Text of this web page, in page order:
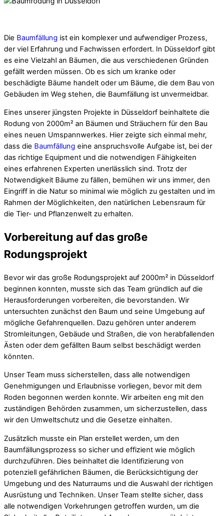
Die Baumfällung ist ein komplexer und aufwendiger Prozess,
der viel Erfahrung und Fachwissen erfordert. In Düsseldorf gibt
es eine Vielzahl an Bäumen, die aus verschiedenen Gründen
gefällt werden müssen. Ob es sich um kranke oder
beschädigte Bäume handelt oder um Bäume, die dem Bau von
Gebäuden im Weg stehen, die Baumfällung ist unvermeidbar.
Eines unserer jüngsten Projekte in Düsseldorf beinhaltete die
Rodung von 2000m² an Bäumen und Sträuchern für den Bau
eines neuen Umspannwerkes. Hier zeigte sich einmal mehr,
dass die Baumfällung eine anspruchsvolle Aufgabe ist, bei der
das richtige Equipment und die notwendigen Fähigkeiten
eines erfahrenen Experten unerlässlich sind. Trotz der
Notwendigkeit Bäume zu fällen, bemühen wir uns immer, den
Eingriff in die Natur so minimal wie möglich zu gestalten und im
Rahmen der Möglichkeiten, den natürlichen Lebensraum für
die Tier- und Pflanzenwelt zu erhalten.
Vorbereitung auf das große
Rodungsprojekt
Bevor wir das große Rodungsprojekt auf 2000m² in Düsseldorf
beginnen konnten, musste sich das Team gründlich auf die
Herausforderungen vorbereiten, die bevorstanden. Wir
untersuchten zunächst den Baum und seine Umgebung auf
mögliche Gefahrenquellen. Dazu gehören unter anderem
Stromleitungen, Gebäude und Straßen, die von herabfallenden
Ästen oder dem gefällten Baum selbst beschädigt werden
könnten.
Unser Team muss sicherstellen, dass alle notwendigen
Genehmigungen und Erlaubnisse vorliegen, bevor mit dem
Roden begonnen werden konnte. Wir arbeiten eng mit den
zuständigen Behörden zusammen, um sicherzustellen, dass
wir den Umweltschutz und die Gesetze einhalten.
Zusätzlich musste ein Plan erstellet werden, um den
Baumfällungsprozess so sicher und effizient wie möglich
durchzuführen. Dies beinhaltet die Identifizierung von
potenziell gefährlichen Bäumen, die Berücksichtigung der
Umgebung und des Naturraums und die Auswahl der richtigen
Ausrüstung und Techniken. Unser Team stellte sicher, dass
alle notwendigen Vorkehrungen getroffen wurden, um die